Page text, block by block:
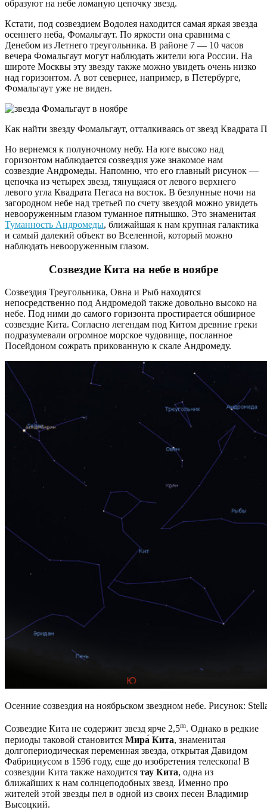
образуют на небе ломаную цепочку звезд.
Кстати, под созвездием Водолея находится самая яркая звезда
осеннего неба, Фомальгаут. По яркости она сравнима с
Денебом из Летнего треугольника. В районе 7 — 10 часов
вечера Фомальгаут могут наблюдать жители юга России. На
широте Москвы эту звезду также можно увидеть очень низко
над горизонтом. А вот севернее, например, в Петербурге,
Фомальгаут уже не виден.
Как найти звезду Фомальгаут, отталкиваясь от звезд Квадрата
Но вернемся к полуночному небу. На юге высоко над
горизонтом наблюдается созвездия уже знакомое нам
созвездие Андромеды. Напомню, что его главный рисунок —
цепочка из четырех звезд, тянущаяся от левого верхнего
левого угла Квадрата Пегаса на восток. В безлунные ночи на
загородном небе над третьей по счету звездой можно увидеть
невооруженным глазом туманное пятнышко. Это знаменитая
Туманность Андромеды, ближайшая к нам крупная галактика
и самый далекий объект во Вселенной, который можно
наблюдать невооруженным глазом.
Созвездие Кита на небе в ноябре
Созвездия Треугольника, Овна и Рыб находятся
непосредственно под Андромедой также довольно высоко на
небе. Под ними до самого горизонта простирается обширное
созвездие Кита. Согласно легендам под Китом древние греки
подразумевали огромное морское чудовище, посланное
Посейдоном сожрать прикованную к скале Андромеду.
Осенние созвездия на ноябрьском звездном небе. Рисунок:
Созвездие Кита не содержит звезд ярче 2,5m. Однако в редкие
периоды таковой становится Мира́ Кита, знаменитая
долгопериодическая переменная звезда, открытая Давидом
Фабрициусом в 1596 году, еще до изобретения телескопа! В
созвездии Кита также находится тау Кита, одна из
ближайших к нам солнцеподобных звезд. Именно про
жителей этой звезды пел в одной из своих песен Владимир
Высоцкий.